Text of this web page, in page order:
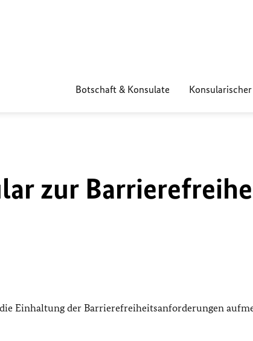
Botschaft & Konsulate
zur
Einhaltung der Barrierefreiheitsanforderungen